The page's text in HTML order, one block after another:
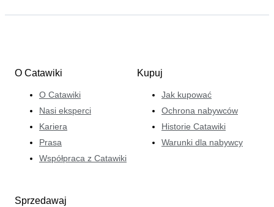
O Catawiki
O Catawiki
Nasi eksperci
Kariera
Prasa
Współpraca z Catawiki
Kupuj
Jak kupować
Ochrona nabywców
Historie Catawiki
Warunki dla nabywcy
Sprzedawaj